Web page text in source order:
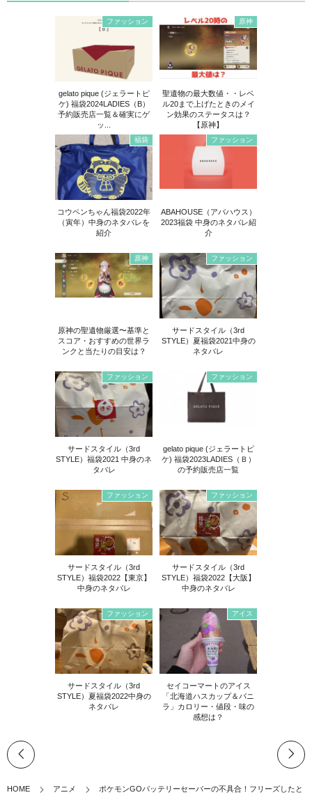
ファッション
gelato pique (ジェラートピ
ケ) 福袋2024LADIES（B）
予約販売店一覧＆確実にゲ
ッ...
原神
聖遺物の最大数値・・レベ
ル20まで上げたときのメイ
ン効果のステータスは？
【原神】
福袋
コウペンちゃん福袋2022年
（寅年）中身のネタバレを
紹介
ファッション
ABAHOUSE（アバハウス）
2023福袋 中身のネタバレ紹
介
原神
原神の聖遺物厳選〜基準と
スコア・おすすめの世界ラ
ンクと当たりの目安は？
ファッション
サードスタイル（3rd
STYLE）夏福袋2021中身の
ネタバレ
ファッション
サードスタイル（3rd
STYLE）福袋2021 中身のネ
タバレ
ファッション
gelato pique (ジェラートピ
ケ) 福袋2023LADIES（Ｂ）
の予約販売店一覧
ファッション
サードスタイル（3rd
STYLE）福袋2022【東京】
中身のネタバレ
ファッション
サードスタイル（3rd
STYLE）福袋2022【大阪】
中身のネタバレ
ファッション
サードスタイル（3rd
STYLE）夏福袋2022中身の
ネタバレ
アイス
セイコーマートのアイス
「北海道ハスカップ＆バニ
ラ」カロリー・値段・味の
感想は？
HOME アニメ
ポケモンGOバッテリーセーバーの不具合！フリーズしたと